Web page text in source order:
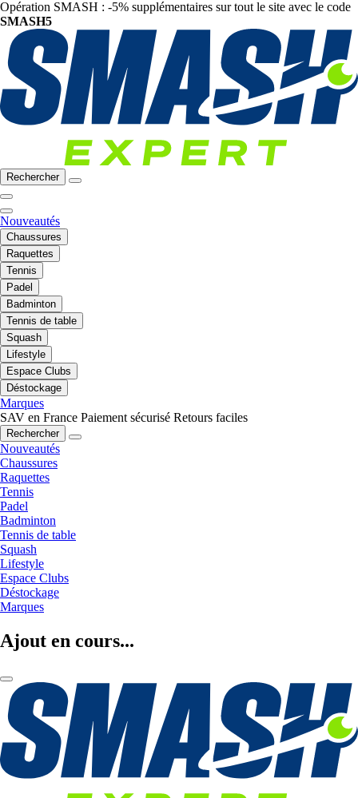
Opération SMASH : -5% supplémentaires sur tout le site avec le code
SMASH5
Rechercher
Nouveautés
Chaussures
Raquettes
Tennis
Padel
Badminton
Tennis de table
Squash
Lifestyle
Espace Clubs
Déstockage
Marques
SAV en France Paiement sécurisé Retours faciles
Rechercher
Nouveautés
Chaussures
Raquettes
Tennis
Padel
Badminton
Tennis de table
Squash
Lifestyle
Espace Clubs
Déstockage
Marques
Ajout en cours...